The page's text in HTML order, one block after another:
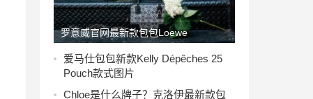
罗意威官网最新款包包Loewe
Amazona图片及价格
爱马仕包包新款Kelly Dépêches 25
Pouch款式图片
Chloe是什么牌子？克洛伊最新款包